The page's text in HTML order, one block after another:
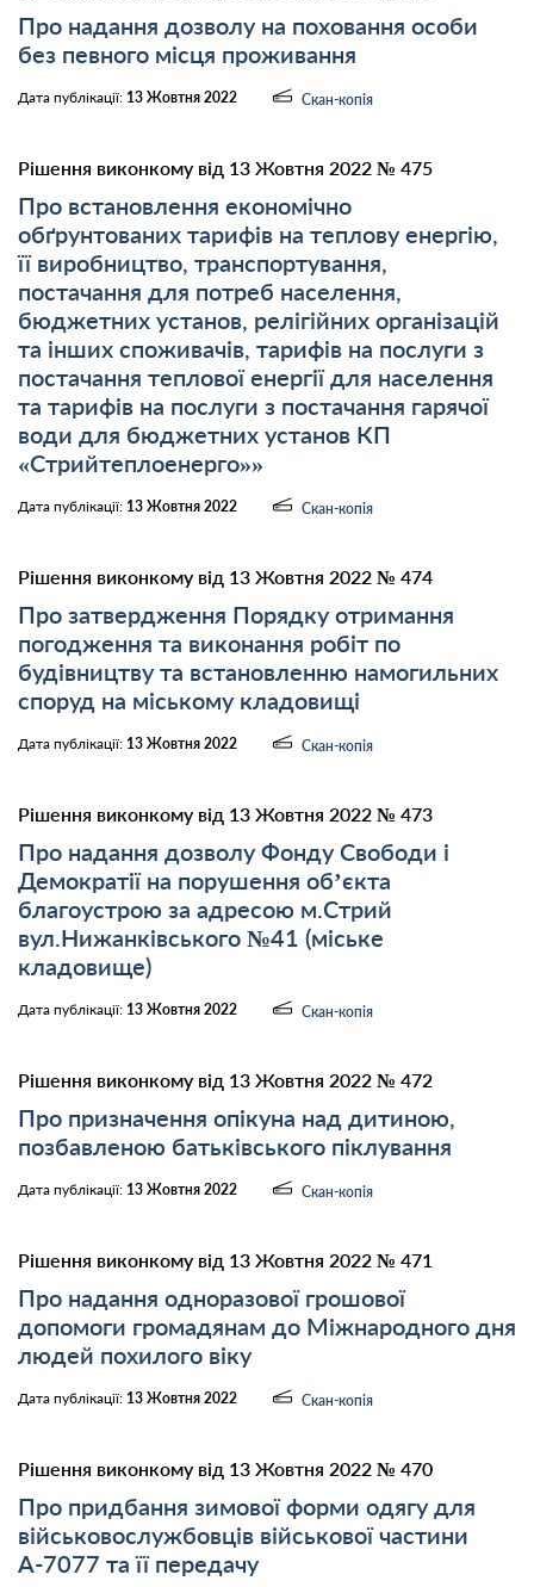
Про надання дозволу на поховання особи
без певного місця проживання
Дата публікації: 13 Жовтня 2022 Скан-копія
Рішення виконкому від 13 Жовтня 2022 № 475
Про встановлення економічно
обґрунтованих тарифів на теплову енергію,
її виробництво, транспортування,
постачання для потреб населення,
бюджетних установ, релігійних організацій
та інших споживачів, тарифів на послуги з
постачання теплової енергії для населення
та тарифів на послуги з постачання гарячої
води для бюджетних установ КП
«Стрийтеплоенерго»»
Дата публікації: 13 Жовтня 2022 Скан-копія
Рішення виконкому від 13 Жовтня 2022 № 474
Про затвердження Порядку отримання
погодження та виконання робіт по
будівництву та встановленню намогильних
споруд на міському кладовищі
Дата публікації: 13 Жовтня 2022 Скан-копія
Рішення виконкому від 13 Жовтня 2022 № 473
Про надання дозволу Фонду Свободи і
Демократії на порушення об’єкта
благоустрою за адресою м.Стрий
вул.Нижанківського №41 (міське
кладовище)
Дата публікації: 13 Жовтня 2022 Скан-копія
Рішення виконкому від 13 Жовтня 2022 № 472
Про призначення опікуна над дитиною,
позбавленою батьківського піклування
Дата публікації: 13 Жовтня 2022 Скан-копія
Рішення виконкому від 13 Жовтня 2022 № 471
Про надання одноразової грошової
допомоги громадянам до Міжнародного дня
людей похилого віку
Дата публікації: 13 Жовтня 2022 Скан-копія
Рішення виконкому від 13 Жовтня 2022 № 470
Про придбання зимової форми одягу для
військовослужбовців військової частини
А-7077 та її передачу